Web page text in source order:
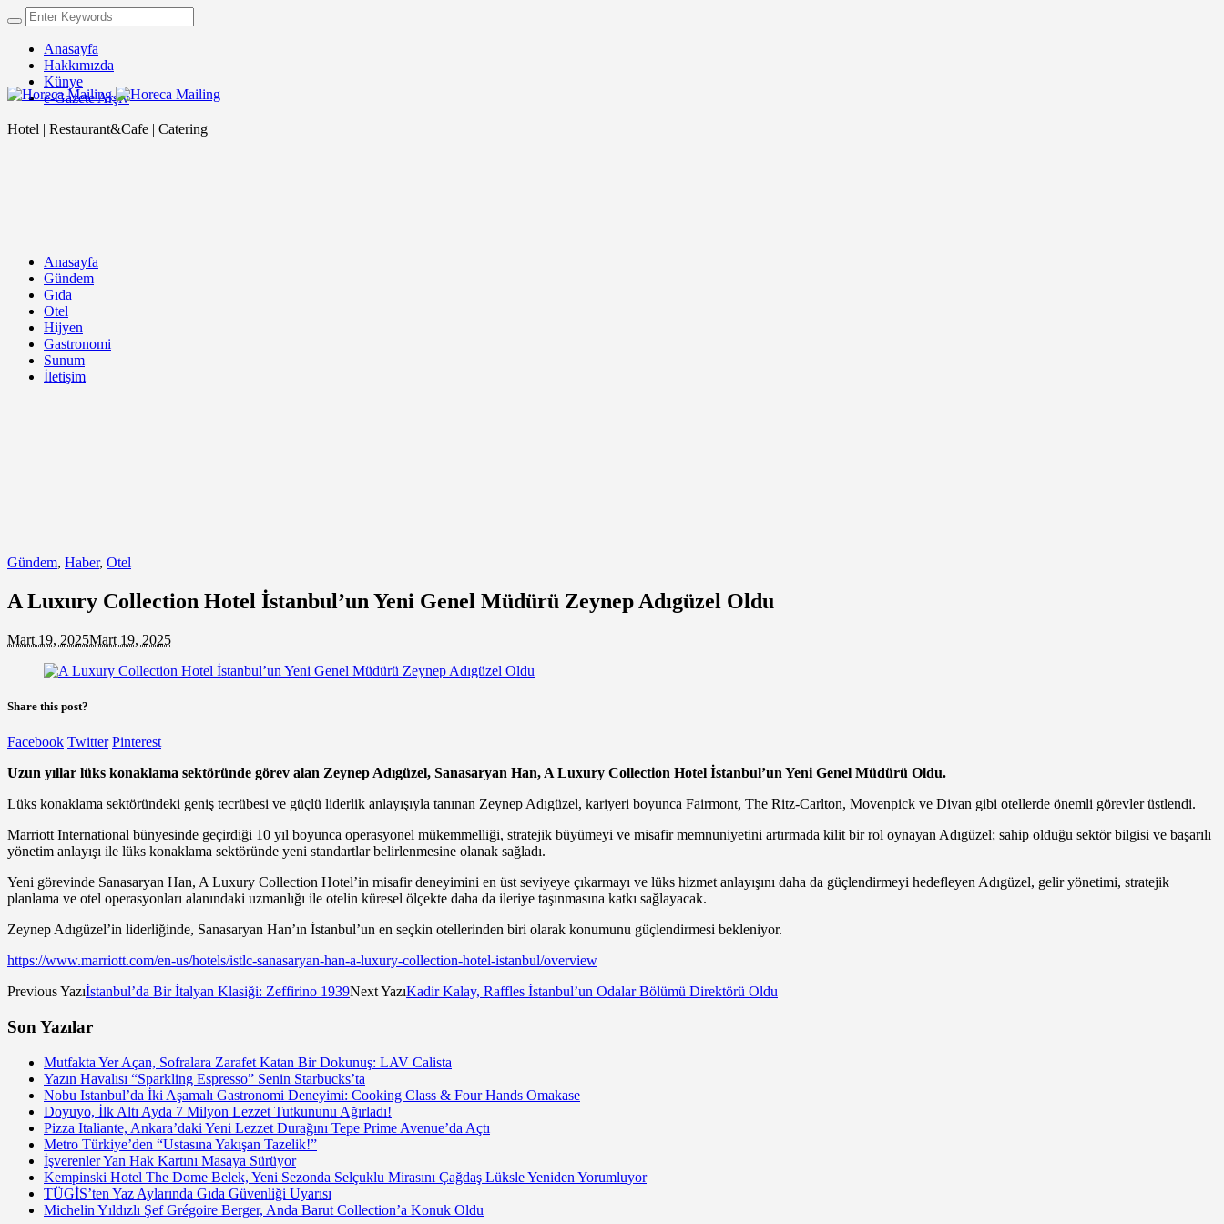
Anasayfa
Hakkımızda
Künye
e-Gazete Arşiv
Hotel | Restaurant&Cafe | Catering
Anasayfa
Gündem
Gıda
Otel
Hijyen
Gastronomi
Sunum
İletişim
Gündem, Haber, Otel
A Luxury Collection Hotel İstanbul’un Yeni Genel Müdürü Zeynep Adıgüzel Oldu
Mart 19, 2025Mart 19, 2025
Share this post?
Facebook Twitter Pinterest
Uzun yıllar lüks konaklama sektöründe görev alan Zeynep Adıgüzel, Sanasaryan Han, A Luxury Collection Hotel İstanbul’un Yeni Genel Müdürü Oldu.
Lüks konaklama sektöründeki geniş tecrübesi ve güçlü liderlik anlayışıyla tanınan Zeynep Adıgüzel, kariyeri boyunca Fairmont, The Ritz-Carlton, Movenpick ve Divan gibi otellerde önemli görevler üstlendi.
Marriott International bünyesinde geçirdiği 10 yıl boyunca operasyonel mükemmelliği, stratejik büyümeyi ve misafir memnuniyetini artırmada kilit bir rol oynayan Adıgüzel; sahip olduğu sektör bilgisi ve başarılı
yönetim anlayışı ile lüks konaklama sektöründe yeni standartlar belirlenmesine olanak sağladı.
Yeni görevinde Sanasaryan Han, A Luxury Collection Hotel’in misafir deneyimini en üst seviyeye çıkarmayı ve lüks hizmet anlayışını daha da güçlendirmeyi hedefleyen Adıgüzel, gelir yönetimi, stratejik
planlama ve otel operasyonları alanındaki uzmanlığı ile otelin küresel ölçekte daha da ileriye taşınmasına katkı sağlayacak.
Zeynep Adıgüzel’in liderliğinde, Sanasaryan Han’ın İstanbul’un en seçkin otellerinden biri olarak konumunu güçlendirmesi bekleniyor.
https://www.marriott.com/en-us/hotels/istlc-sanasaryan-han-a-luxury-collection-hotel-istanbul/overview
Previous Yazıİstanbul’da Bir İtalyan Klasiği: Zeffirino 1939Next YazıKadir Kalay, Raffles İstanbul’un Odalar Bölümü Direktörü Oldu
Son Yazılar
Mutfakta Yer Açan, Sofralara Zarafet Katan Bir Dokunuş: LAV Calista
Yazın Havalısı “Sparkling Espresso” Senin Starbucks’ta
Nobu Istanbul’da İki Aşamalı Gastronomi Deneyimi: Cooking Class & Four Hands Omakase
Doyuyo, İlk Altı Ayda 7 Milyon Lezzet Tutkununu Ağırladı!
Pizza Italiante, Ankara’daki Yeni Lezzet Durağını Tepe Prime Avenue’da Açtı
Metro Türkiye’den “Ustasına Yakışan Tazelik!”
İşverenler Yan Hak Kartını Masaya Sürüyor
Kempinski Hotel The Dome Belek, Yeni Sezonda Selçuklu Mirasını Çağdaş Lüksle Yeniden Yorumluyor
TÜGİS’ten Yaz Aylarında Gıda Güvenliği Uyarısı
Michelin Yıldızlı Şef Grégoire Berger, Anda Barut Collection’a Konuk Oldu